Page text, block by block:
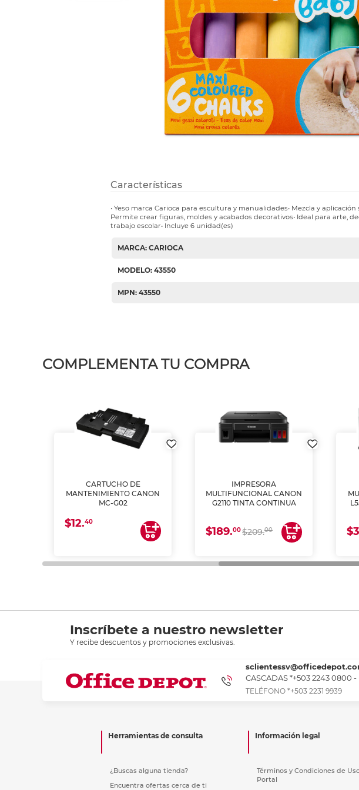
Refuerzos para carpeta
Ver más
Características
• Yeso marca Carioca para escultura y manualidades• Mezcla y aplicación
Permite crear figuras, moldes y acabados decorativos• Ideal para arte,
trabajo escolar• Incluye 6 unidad(es)
MARCA: CARIOCA
MODELO: 43550
MPN: 43550
COMPLEMENTA TU COMPRA
CARTUCHO DE
MANTENIMIENTO CANON
MC-G02
$12.40
IMPRESORA
MULTIFUNCIONAL CANON
G2110 TINTA CONTINUA
$189.00$209.00
Inscríbete a nuestro newsletter
Y recibe descuentos y promociones exclusivas.
CASCADAS *+503 2243 0800 -
TELÉFONO *+503 2231 9939
Herramientas de consulta
¿Buscas alguna tienda?
Encuentra ofertas cerca de ti
Información legal
Términos y Condiciones de
Portal